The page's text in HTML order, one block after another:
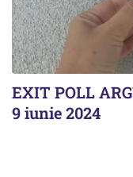
EXIT POLL
9 iunie 2024